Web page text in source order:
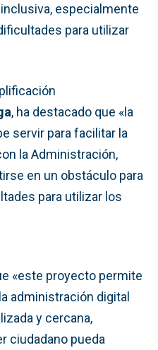
especialmente
para utilizar
, ha destacado que «la
servir para facilitar la
la Administración,
en un obstáculo para
para utilizar los
«este proyecto permite
administración digital
y cercana,
ciudadano pueda